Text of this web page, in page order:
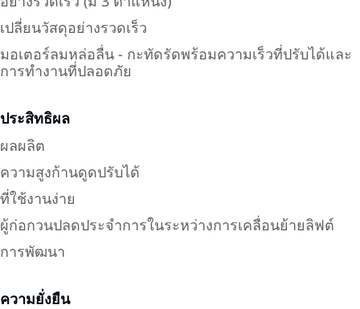
เปลี่ยนวัสดุอย่างรวดเร็ว
มอเตอร์ลมหล่อลื่น - กะทัดรัดพร้อมความเร็วที่ปรับได้และ
การทำงานที่ปลอดภัย
ประสิทธิผล
ผลผลิต
ความสูงก้านดูดปรับได้
ที่ใช้งานง่าย
ผู้ก่อกวนปลดประจำการในระหว่างการเคลื่อนย้ายลิฟต์
การพัฒนา
ความยั่งยืน